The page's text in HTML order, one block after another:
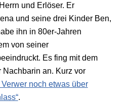
und Erlöser. Er
und seine drei Kinder Ben,
ihn in 80er-Jahren
von seiner
Es fing mit dem
Nachbarin an. Kurz vor
noch etwas über
.